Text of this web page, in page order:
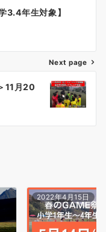
年生対象】
Next page
11月20
2022年4月15日